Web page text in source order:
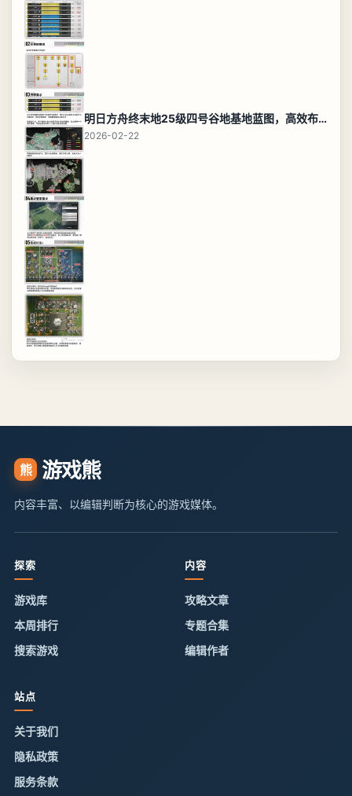
明日方舟终末地25级四号谷地基地蓝图，高效布局规划
2026-02-22
熊 游戏熊
内容丰富、以编辑判断为核心的游戏媒体。
探索
游戏库
本周排行
搜索游戏
内容
攻略文章
专题合集
编辑作者
站点
关于我们
隐私政策
服务条款